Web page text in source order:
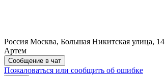
Россия Москва, Большая Никитская улица, 14
Артем
Сообщение в чат
Пожаловаться или сообщить об ошибке